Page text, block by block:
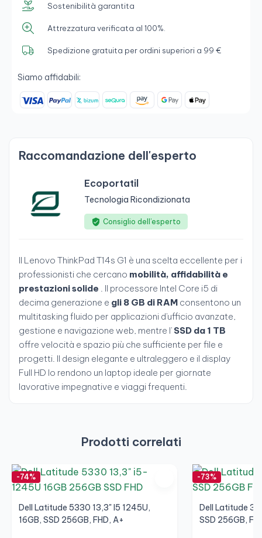
Sostenibilità garantita
Attrezzatura verificata al 100%.
Spedizione gratuita per ordini superiori a 99 €
Siamo affidabili:
Raccomandazione dell'esperto
Ecoportatil
Tecnologia Ricondizionata
Consiglio dell’esperto
Il Lenovo ThinkPad T14s G1 è una scelta eccellente per i
professionisti che cercano mobilità, affidabilità e
prestazioni solide . Il processore Intel Core i5 di
decima generazione e gli 8 GB di RAM consentono un
multitasking fluido per applicazioni d'ufficio avanzate,
gestione e navigazione web, mentre l' SSD da 1 TB
offre velocità e spazio più che sufficiente per file e
progetti. Il design elegante e ultraleggero e il display
Full HD lo rendono un laptop ideale per giornate
lavorative impegnative e viaggi frequenti.
Prodotti correlati
-74%
Dell Latitude 5330 13,3" I5 1245U,
16GB, SSD 256GB, FHD, A+
-73%
Dell Latitude
SSD 256GB,